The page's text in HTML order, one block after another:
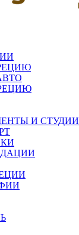
И СТУДИИ